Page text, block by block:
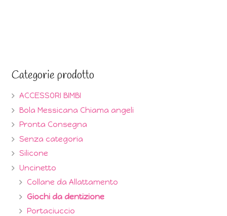
Categorie prodotto
ACCESSORI BIMBI
Bola Messicana Chiama angeli
Pronta Consegna
Senza categoria
Silicone
Uncinetto
Collane da Allattamento
Giochi da dentizione
Portaciuccio